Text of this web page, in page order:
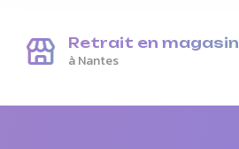
Retrait en magasin
à Nantes